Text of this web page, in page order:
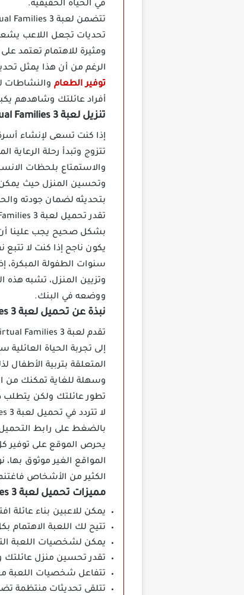
في الحياة الحقيقية.
تحديات تجعل اللاعب
ومثيرة للاهتمام تعتمد
الرغم من أن هذا يمثل
توفير الطعام والنشاطات
أفراد عائلتك وشاهدهم
تنزيل لعبة Virtual Families 3 مهكرة
تتزوج وتبدأ رحلة الرعاية
والاستمتاع بلحظات
وتحسين المنزل حيث يمكن
بتحديثه لضمان جودته
بشكل صحيح يجب علينا
يكون ناجح إذا كنت لا
سنوات الطفولة المبكرة،
وتزيين المنزل، تشبه هذه
ووضعه في البنك.
نبذة عن تحميل لعبة Virtual Families 3 مهكرة
إلى تجربة الحياة
وسهلة للغاية تمكنك من
تطور عائلتك ولكن يتطلب
بالضغط على رابط
يحرص الموقع على توفير
المواقع الغير موثوق
الكثير من الأشخاص
مميزات تحميل لعبة Virtual Families 3 مهكرة
يمكن للاعبين بناء عائلة
تتيح لك اللعبة الاهتمام
يمكن لشخصيات اللعبة
تقدر تحسين منزل عائلتك
تتفاعل شخصيات اللعبة
تتلقى تحديثات منتظمة